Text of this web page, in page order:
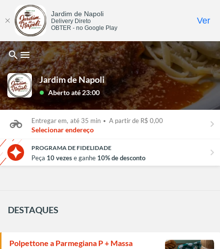
searchmenu
Jardim de Napoli
lens Aberto até 23:00
Entregar em, até 35 min • A partir de R$ 0,00
Selecionar endereço keyboard_arrow_right
PROGRAMA DE FIDELIDADE
Peça 10 vezese ganhe 10% de desconto chevron_right
DESTAQUES
Polpettone a Parmegiana P + Massa
Jardim de Napoli
Delivery Direto
OBTER - no Google Play
Ver